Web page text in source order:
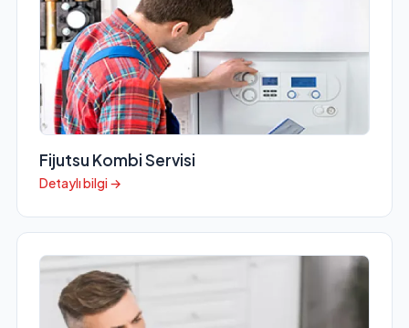
Fijutsu Kombi Servisi
Detaylı bilgi →